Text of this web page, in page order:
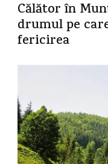
Călător în
drumul pe
fericirea